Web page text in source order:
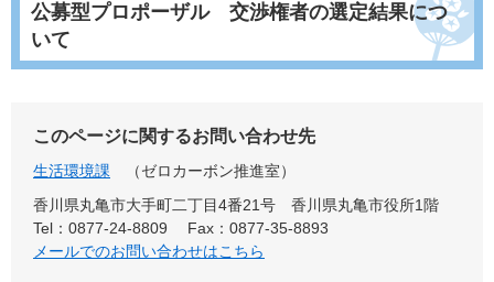
公募型プロポーザル 交渉権者の選定結果につ
いて
このページに関するお問い合わせ先
生活環境課
ゼロカーボン推進室
香川県丸亀市大手町二丁目4番21号 香川県丸亀市役所1階
Tel：0877-24-8809
Fax：0877-35-8893
メールでのお問い合わせはこちら